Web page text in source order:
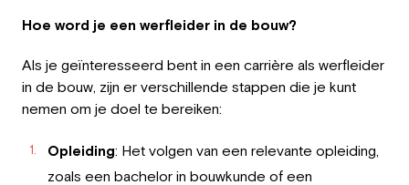
Hoe word je een werfleider in de bouw?
Als je geïnteresseerd bent in een carrière als werfleider
in de bouw, zijn er verschillende stappen die je kunt
nemen om je doel te bereiken:
Opleiding: Het volgen van een relevante opleiding,
zoals een bachelor in bouwkunde of een